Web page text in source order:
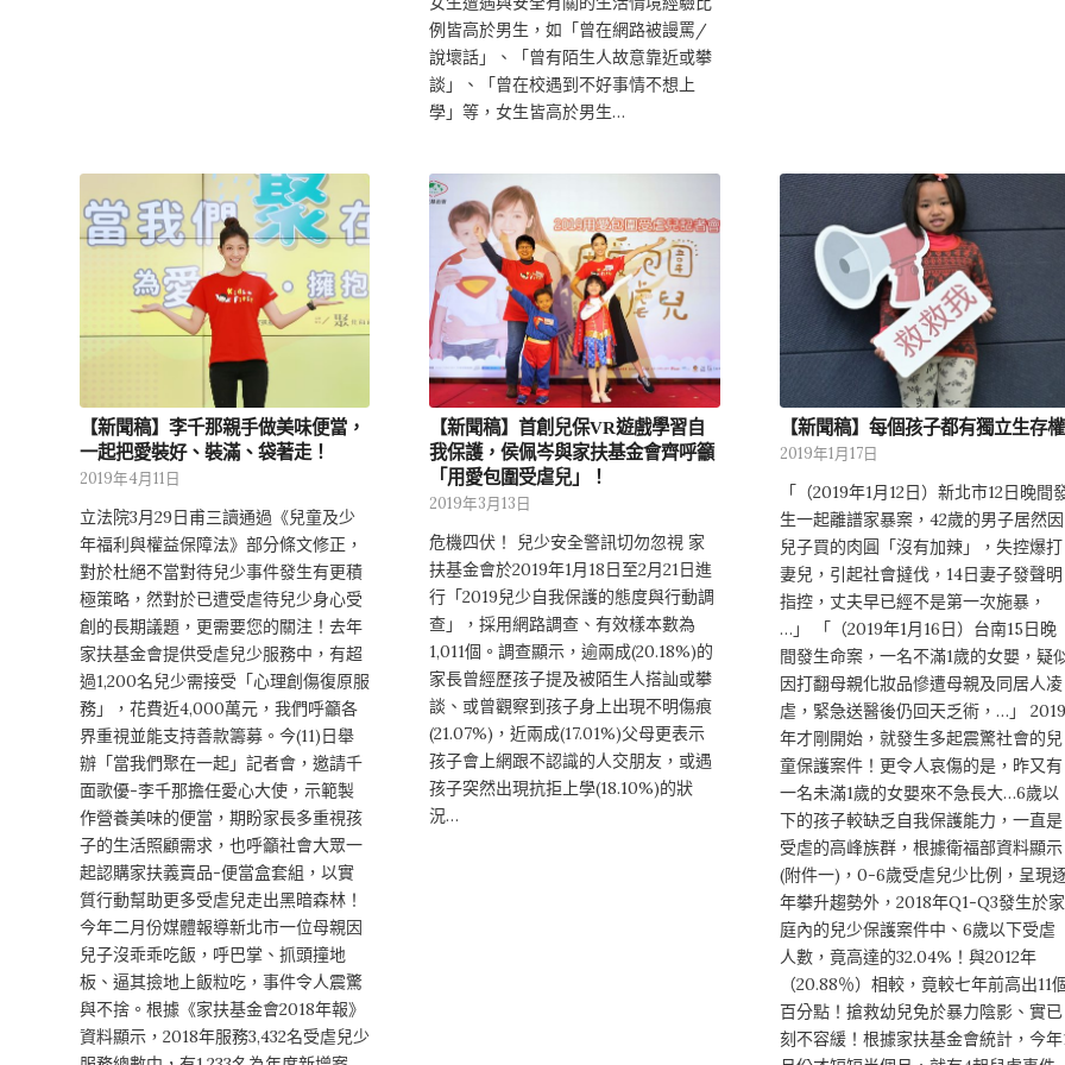
例皆高於男生，如「曾在網路被謾罵/
說壞話」、「曾有陌生人故意靠近或攀
談」、「曾在校遇到不好事情不想上
學」等，女生皆高於男生…
【新聞稿】李千那親手做美味便當，
一起把愛裝好、裝滿、袋著走！
2019年4月11日
立法院3月29日甫三讀通過《兒童及少
年福利與權益保障法》部分條文修正，
對於杜絕不當對待兒少事件發生有更積
極策略，然對於已遭受虐待兒少身心受
創的長期議題，更需要您的關注！去年
家扶基金會提供受虐兒少服務中，有超
過1,200名兒少需接受「心理創傷復原服
務」，花費近4,000萬元，我們呼籲各
界重視並能支持善款籌募。今(11)日舉
辦「當我們聚在一起」記者會，邀請千
面歌優-李千那擔任愛心大使，示範製
作營養美味的便當，期盼家長多重視孩
子的生活照顧需求，也呼籲社會大眾一
起認購家扶義賣品-便當盒套組，以實
質行動幫助更多受虐兒走出黑暗森林！
今年二月份媒體報導新北市一位母親因
兒子沒乖乖吃飯，呼巴掌、抓頭撞地
板、逼其撿地上飯粒吃，事件令人震驚
與不捨。根據《家扶基金會2018年報》
資料顯示，2018年服務3,432名受虐兒少
【新聞稿】首創兒保VR遊戲學習自
我保護，侯佩岑與家扶基金會齊呼籲
「用愛包圍受虐兒」！
2019年3月13日
危機四伏！ 兒少安全警訊切勿忽視 家
扶基金會於2019年1月18日至2月21日進
行「2019兒少自我保護的態度與行動調
查」，採用網路調查、有效樣本數為
1,011個。調查顯示，逾兩成(20.18%)的
家長曾經歷孩子提及被陌生人搭訕或攀
談、或曾觀察到孩子身上出現不明傷痕
(21.07%)，近兩成(17.01%)父母更表示
孩子會上網跟不認識的人交朋友，或遇
孩子突然出現抗拒上學(18.10%)的狀
況…
【新聞稿】每個孩子都有獨立生存權
2019年1月17日
「（2019年1月12日）新北市12日晚間
生一起離譜家暴案，42歲的男子居然因
兒子買的肉圓「沒有加辣」，失控爆打
妻兒，引起社會撻伐，14日妻子發聲明
指控，丈夫早已經不是第一次施暴，
…」 「（2019年1月16日）台南15日晚
間發生命案，一名不滿1歲的女嬰，疑
因打翻母親化妝品慘遭母親及同居人凌
虐，緊急送醫後仍回天乏術，…」 2019
年才剛開始，就發生多起震驚社會的兒
童保護案件！更令人哀傷的是，昨又有
一名未滿1歲的女嬰來不急長大…6歲以
下的孩子較缺乏自我保護能力，一直是
受虐的高峰族群，根據衛福部資料顯示
(附件一)，0-6歲受虐兒少比例，呈現
年攀升趨勢外，2018年Q1-Q3發生於家
庭內的兒少保護案件中、6歲以下受虐
人數，竟高達的32.04%！與2012年
（20.88％）相較，竟較七年前高出11
百分點！搶救幼兒免於暴力陰影、實已
刻不容緩！根據家扶基金會統計，今年